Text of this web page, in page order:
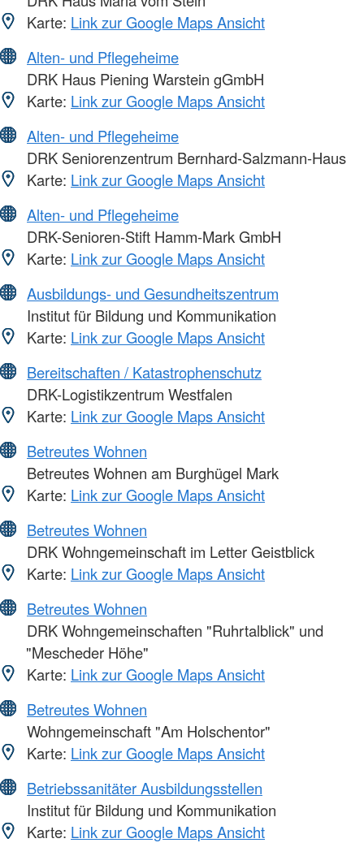
Karte: Link zur Google Maps Ansicht
Alten- und Pflegeheime
DRK Haus Piening Warstein gGmbH
Karte: Link zur Google Maps Ansicht
Alten- und Pflegeheime
DRK Seniorenzentrum Bernhard-Salzmann-Haus
Karte: Link zur Google Maps Ansicht
Alten- und Pflegeheime
DRK-Senioren-Stift Hamm-Mark GmbH
Karte: Link zur Google Maps Ansicht
Ausbildungs- und Gesundheitszentrum
Institut für Bildung und Kommunikation
Karte: Link zur Google Maps Ansicht
Bereitschaften / Katastrophenschutz
DRK-Logistikzentrum Westfalen
Karte: Link zur Google Maps Ansicht
Betreutes Wohnen
Betreutes Wohnen am Burghügel Mark
Karte: Link zur Google Maps Ansicht
Betreutes Wohnen
DRK Wohngemeinschaft im Letter Geistblick
Karte: Link zur Google Maps Ansicht
Betreutes Wohnen
DRK Wohngemeinschaften "Ruhrtalblick" und
"Mescheder Höhe"
Karte: Link zur Google Maps Ansicht
Betreutes Wohnen
Wohngemeinschaft "Am Holschentor"
Karte: Link zur Google Maps Ansicht
Betriebssanitäter Ausbildungsstellen
Institut für Bildung und Kommunikation
Karte: Link zur Google Maps Ansicht